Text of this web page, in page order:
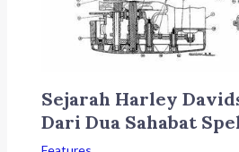
Sejarah Harley
Dari Dua Sahabat